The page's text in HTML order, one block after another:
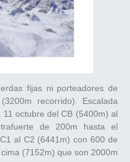
fijas ni porteadores de
recorrido). Escalada
octubre del CB (5400m) al
de 200m hasta el
al C2 (6441m) con 600 de
(7152m) que son 2000m